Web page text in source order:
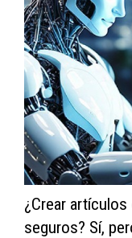
¿Crear
seguros? Sí,